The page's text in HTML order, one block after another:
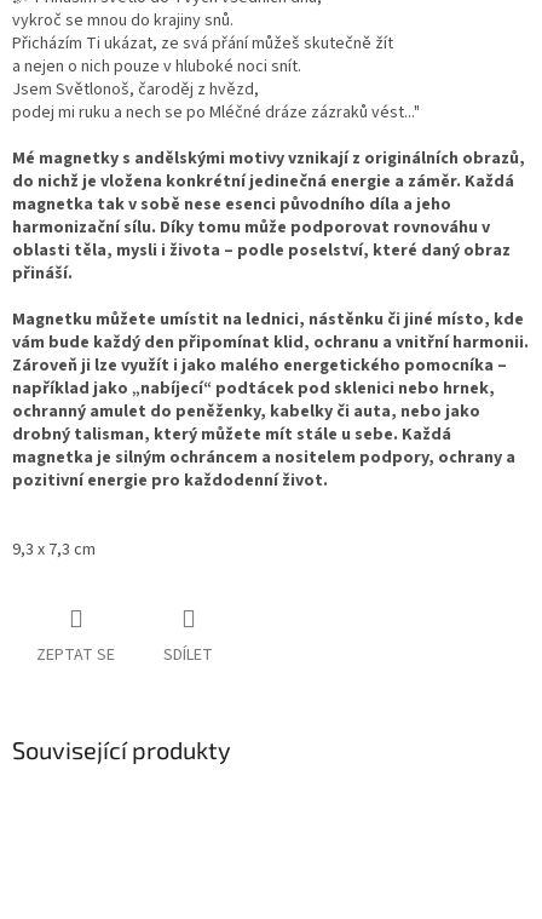
vykroč se mnou do krajiny snů.
Přicházím Ti ukázat, ze svá přání můžeš skutečně žít
a nejen o nich pouze v hluboké noci snít.
Jsem Světlonoš, čaroděj z hvězd,
podej mi ruku a nech se po Mléčné dráze zázraků vést..."
Mé magnetky s andělskými motivy vznikají z originálních obrazů,
do nichž je vložena konkrétní jedinečná energie a záměr. Každá
magnetka tak v sobě nese esenci původního díla a jeho
harmonizační sílu. Díky tomu může podporovat rovnováhu v
oblasti těla, mysli i života – podle poselství, které daný obraz
přináší.
Magnetku můžete umístit na lednici, nástěnku či jiné místo, kde
vám bude každý den připomínat klid, ochranu a vnitřní harmonii.
Zároveň ji lze využít i jako malého energetického pomocníka –
například jako „nabíjecí“ podtácek pod sklenici nebo hrnek,
ochranný amulet do peněženky, kabelky či auta, nebo jako
drobný talisman, který můžete mít stále u sebe. Každá
magnetka je silným ochráncem a nositelem podpory, ochrany a
pozitivní energie pro každodenní život.
9,3 x 7,3 cm
ZEPTAT SE SDÍLET
Související produkty